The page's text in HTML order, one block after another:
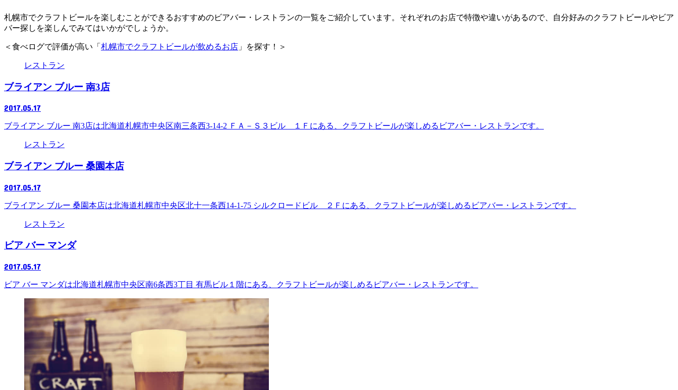
札幌市でクラフトビールを楽しむことができるおすすめのビアバー・レストランの一覧をご紹介しています。それぞれのお店で特徴や違いがあるので、自分好みのクラフトビールやビア
バー探しを楽しんでみてはいかがでしょうか。
＜食べログで評価が高い「 札幌市でクラフトビールが飲めるお店 」を探す！＞
レストラン
ブライアン ブルー 南3店
2017.05.17
ブライアン ブルー 南3店は北海道札幌市中央区南三条西3-14-2 ＦＡ－Ｓ３ビル １Ｆにある、クラフトビールが楽しめるビアバー・レストランです。
レストラン
ブライアン ブルー 桑園本店
2017.05.17
ブライアン ブルー 桑園本店は北海道札幌市中央区北十一条西14-1-75 シルクロードビル ２Ｆにある、クラフトビールが楽しめるビアバー・レストランです。
レストラン
ビア バー マンダ
2017.05.17
ビア バー マンダは北海道札幌市中央区南6条西3丁目 有馬ビル１階にある、クラフトビールが楽しめるビアバー・レストランです。